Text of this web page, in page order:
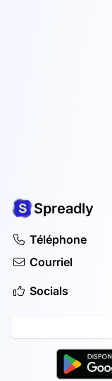
Spreadly
Téléphone
Courriel
Socials